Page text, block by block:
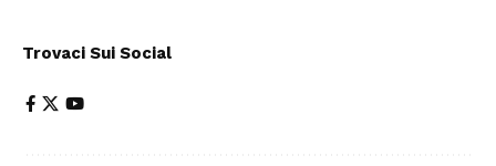
Trovaci Sui Social